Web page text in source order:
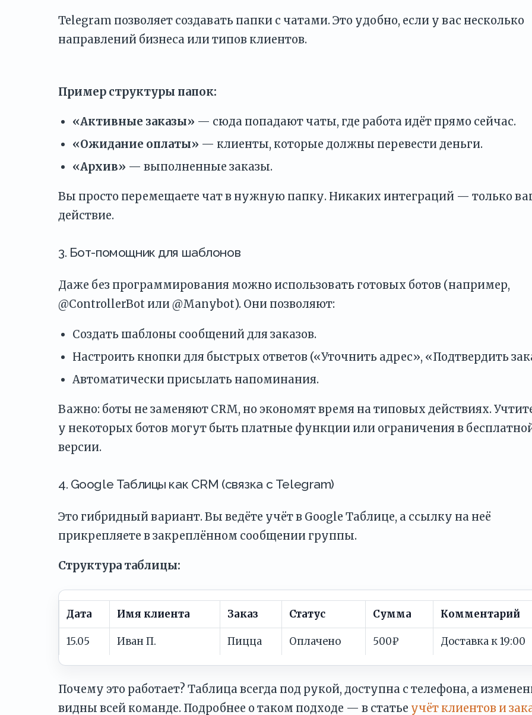
Telegram позволяет создавать папки с чатами. Это удобно, если у вас несколько
направлений бизнеса или типов клиентов.
Пример структуры папок:
«Активные заказы» — сюда попадают чаты, где работа идёт прямо сейчас.
«Ожидание оплаты» — клиенты, которые должны перевести деньги.
«Архив» — выполненные заказы.
Вы просто перемещаете чат в нужную папку. Никаких интеграций — только
действие.
3. Бот-помощник для шаблонов
Даже без программирования можно использовать готовых ботов (например,
@ControllerBot или @Manybot). Они позволяют:
Создать шаблоны сообщений для заказов.
Настроить кнопки для быстрых ответов («Уточнить адрес», «Подтвердить
Автоматически присылать напоминания.
Важно: боты не заменяют CRM, но экономят время на типовых действиях.
у некоторых ботов могут быть платные функции или ограничения в
версии.
4. Google Таблицы как CRM (связка с Telegram)
Это гибридный вариант. Вы ведёте учёт в Google Таблице, а ссылку на неё
прикрепляете в закреплённом сообщении группы.
Структура таблицы:
Дата Имя клиента Заказ Статус Сумма Комментарий
15.05 Иван П. Пицца Оплачено 500₽ Доставка к 19:00
Почему это работает? Таблица всегда под рукой, доступна с телефона, а
видны всей команде. Подробнее о таком подходе — в статье учёт клиентов и